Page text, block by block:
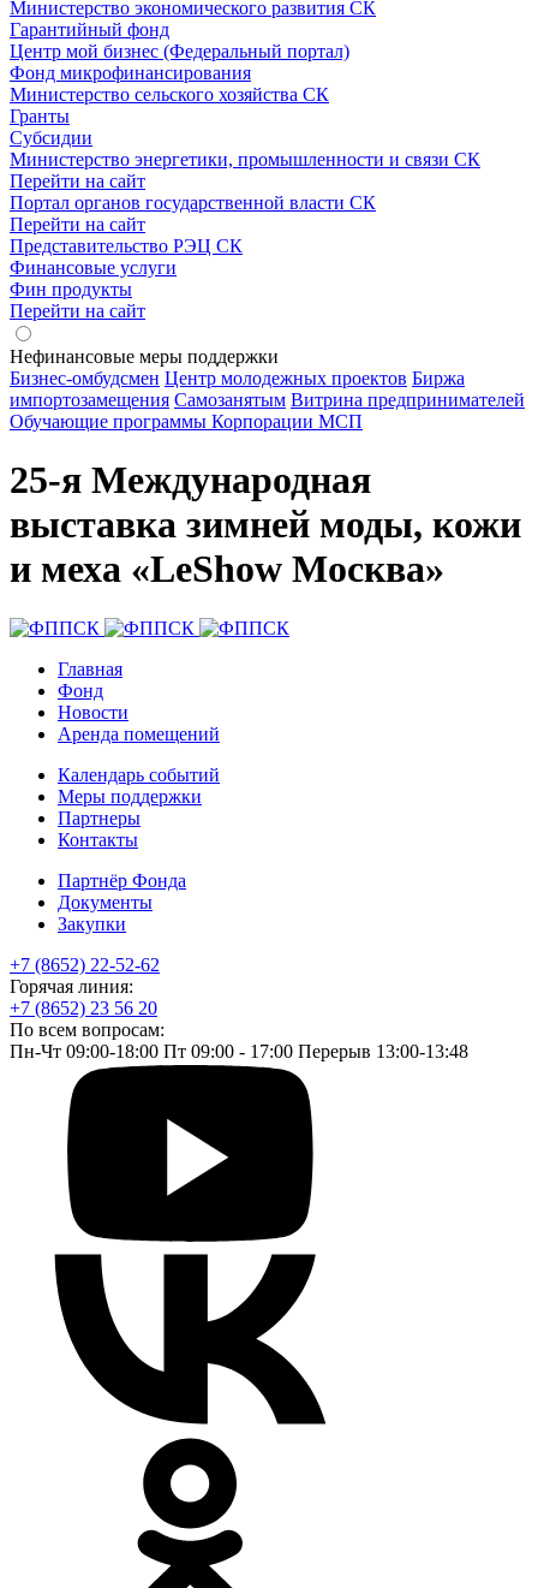
Министерство экономического развития СК
Гарантийный фонд
Центр мой бизнес (Федеральный портал)
Фонд микрофинансирования
Министерство сельского хозяйства СК
Гранты
Субсидии
Министерство энергетики, промышленности и связи СК
Перейти на сайт
Портал органов государственной власти СК
Перейти на сайт
Представительство РЭЦ СК
Финансовые услуги
Фин продукты
Перейти на сайт
Нефинансовые меры поддержки
Бизнес-омбудсмен Центр молодежных проектов Биржа
импортозамещения Cамозанятым Витрина предпринимателей
Обучающие программы Корпорации МСП
25-я Международная
выставка зимней моды, кожи
и меха «LeShow Москва»
Главная
Фонд
Новости
Аренда помещений
Календарь событий
Меры поддержки
Партнеры
Контакты
Партнёр Фонда
Документы
Закупки
+7 (8652) 22-52-62
Горячая линия:
+7 (8652) 23 56 20
По всем вопросам:
Пн-Чт 09:00-18:00 Пт 09:00 - 17:00 Перерыв 13:00-13:48